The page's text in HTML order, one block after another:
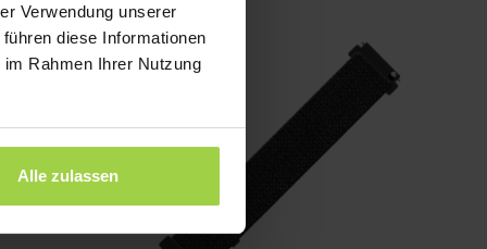
Verwendung unserer
diese Informationen
Rahmen Ihrer Nutzung
Alle zulassen
war:
€ 98,29